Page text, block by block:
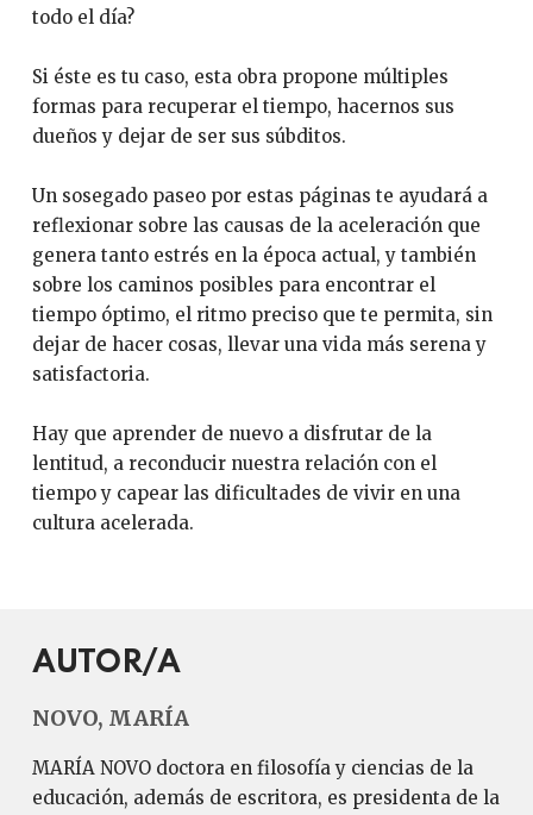
todo el día?
Si éste es tu caso, esta obra propone múltiples
formas para recuperar el tiempo, hacernos sus
dueños y dejar de ser sus súbditos.
Un sosegado paseo por estas páginas te ayudará a
reflexionar sobre las causas de la aceleración que
genera tanto estrés en la época actual, y también
sobre los caminos posibles para encontrar el
tiempo óptimo, el ritmo preciso que te permita, sin
dejar de hacer cosas, llevar una vida más serena y
satisfactoria.
Hay que aprender de nuevo a disfrutar de la
lentitud, a reconducir nuestra relación con el
tiempo y capear las dificultades de vivir en una
cultura acelerada.
AUTOR/A
NOVO, MARÍA
MARÍA NOVO doctora en filosofía y ciencias de la
educación, además de escritora, es presidenta de la